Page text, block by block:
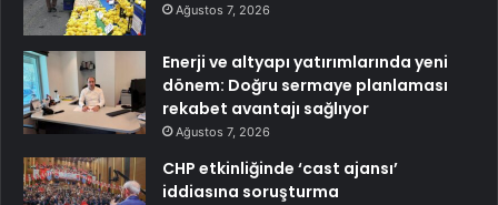
Ağustos 7, 2026
Enerji ve altyapı yatırımlarında yeni
dönem: Doğru sermaye planlaması
rekabet avantajı sağlıyor
Ağustos 7, 2026
CHP etkinliğinde ‘cast ajansı’
iddiasına soruşturma